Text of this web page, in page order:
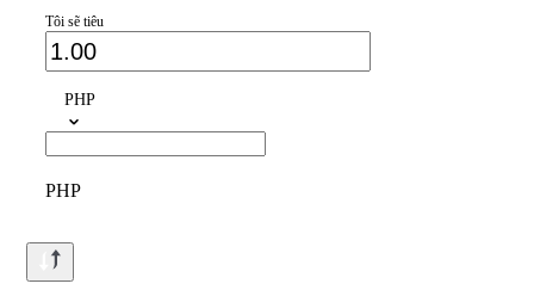
Tôi sẽ tiêu
PHP
PHP